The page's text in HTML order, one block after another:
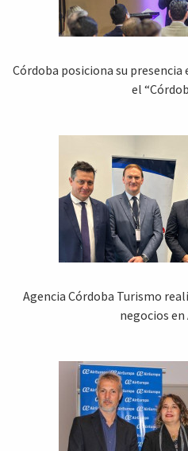
Córdoba posiciona su
el
Agencia Córdoba Turismo
negocios en